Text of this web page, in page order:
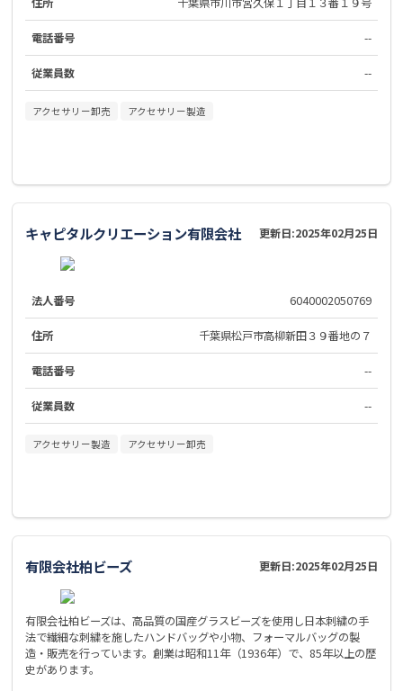
電話番号 --
従業員数 --
アクセサリー卸売 アクセサリー製造
キャピタルクリエーション有限会社 更新日:2025年02月25日
法人番号 6040002050769
住所 千葉県松戸市高柳新田３９番地の７
電話番号 --
従業員数 --
アクセサリー製造 アクセサリー卸売
有限会社柏ビーズ 更新日:2025年02月25日
有限会社柏ビーズは、高品質の国産グラスビーズを使用し日本刺繍の手
法で繊細な刺繍を施したハンドバッグや小物、フォーマルバッグの製
造・販売を行っています。創業は昭和11年（1936年）で、85年以上の歴
史があります。